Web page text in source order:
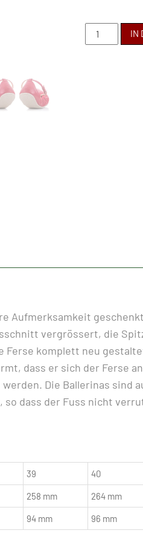
SHAPEN
-
IN
Aufmerksamkeit
vergrössert, die
Ferse komplett neu
dass er sich der Ferse
Die Ballerinas sind
so dass der Fuss nicht
39 40
258 mm 264 mm
94 mm 96 mm